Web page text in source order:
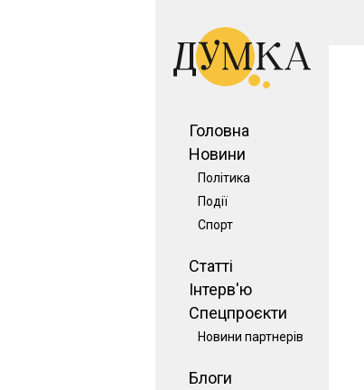
Головна
Новини
Політика
Події
Спорт
Статті
Інтерв'ю
Спецпроєкти
Новини партнерів
Блоги